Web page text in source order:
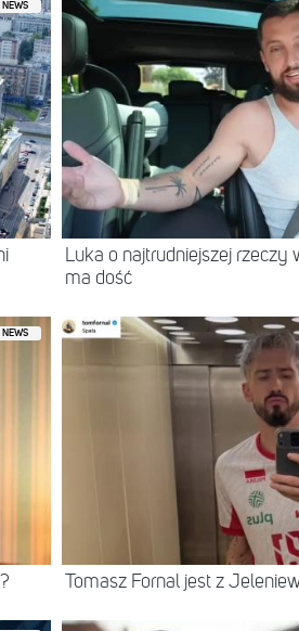
NEWS
Luka o najtrudniejszej rzeczy
ma dość
NEWS
Tomasz Fornal jest z